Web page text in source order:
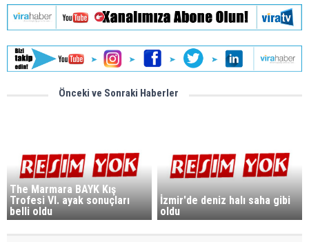
Önceki ve Sonraki Haberler
The Marmara BAYK Kış
Trofesi VI. ayak sonuçları
belli oldu
İzmir'de deniz halı saha gibi
oldu